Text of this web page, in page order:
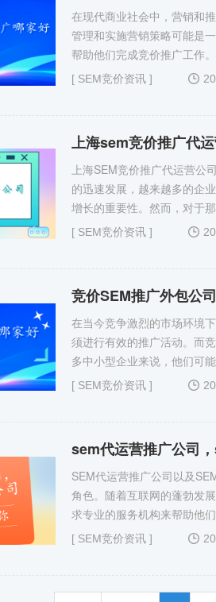
在现代商业社会中，营销和
管理和实施营销策略可能是
帮助他们完成竞价推广工作
[ SEM竞价资讯 ]
上海sem竞价推广代
上海SEM竞价推广代运营公
的迅速发展，越来越多的企
增长的重要性。然而，对于
[ SEM竞价资讯 ]
竞价SEM推广外包公
在当今竞争激烈的市场环境
须进行有效的推广活动。而
多中小型企业来说，他们可
[ SEM竞价资讯 ]
sem代运营推广公司
SEM代运营推广公司以及
角色。随着互联网的蓬勃发
求专业的服务机构来帮助他
[ SEM竞价资讯 ]